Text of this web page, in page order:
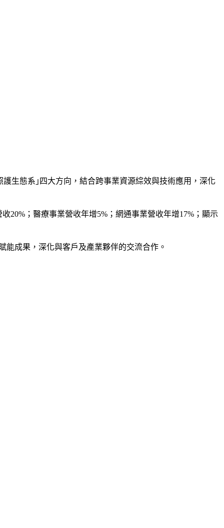
生態系｣四大方向，結合跨事業資源綜效與技術應用，深化
20%；醫療事業營收年增5%；網通事業營收年增17%；顯示
能成果，深化與客戶及產業夥伴的交流合作。